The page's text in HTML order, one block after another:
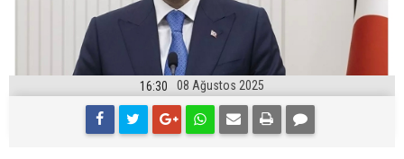
16:30 08 Ağustos 2025